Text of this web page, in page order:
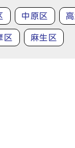
中原区
区 麻生区